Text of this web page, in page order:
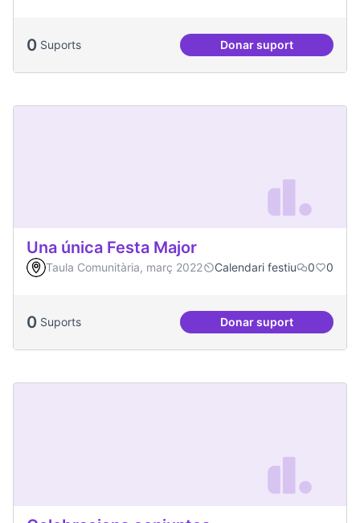
0 Suports Donar suport
Comissió de
Una única Festa Major
Taula Comunitària, març 2022 Calendari festiu 0 0
0 Suports Donar suportUna única Festa